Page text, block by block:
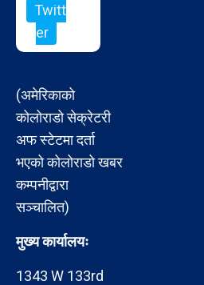
Twitt
er
(अमेरिकाको
कोलोराडो सेक्रेटरी
अफ स्टेटमा दर्ता
भएको कोलोराडो खबर
कम्पनीद्वारा
सञ्चालित)
मुख्य कार्यालयः
1343 W 133rd